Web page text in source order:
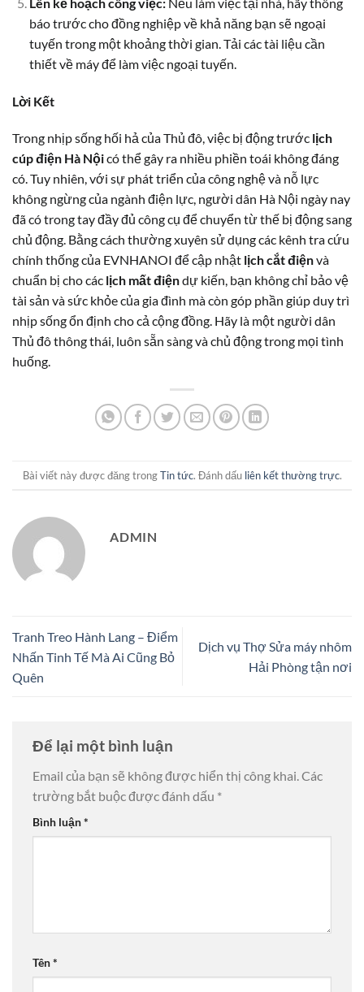
báo trước cho đồng nghiệp về khả năng bạn sẽ ngoại
tuyến trong một khoảng thời gian. Tải các tài liệu cần
thiết về máy để làm việc ngoại tuyến.
Lời Kết
Trong nhịp sống hối hả của Thủ đô, việc bị động trước lịch
cúp điện Hà Nộicó thể gây ra nhiều phiền toái không đáng
có. Tuy nhiên, với sự phát triển của công nghệ và nỗ lực
không ngừng của ngành điện lực, người dân Hà Nội ngày nay
đã có trong tay đầy đủ công cụ để chuyển từ thế bị động sang
chủ động. Bằng cách thường xuyên sử dụng các kênh tra cứu
chính thống của EVNHANOI để cập nhật lịch cắt điệnvà
chuẩn bị cho các lịch mất điệndự kiến, bạn không chỉ bảo vệ
tài sản và sức khỏe của gia đình mà còn góp phần giúp duy trì
nhịp sống ổn định cho cả cộng đồng. Hãy là một người dân
Thủ đô thông thái, luôn sẵn sàng và chủ động trong mọi tình
huống.
Bài viết này được đăng trongTin tức. Đánh dấu liên kết thường trực.
ADMIN
Tranh Treo Hành Lang – Điểm
Nhấn Tinh Tế Mà Ai Cũng Bỏ
Quên
Dịch vụ Thợ Sửa máy nhôm
Hải Phòng tận nơi
Để lại một bình luận
Email của bạn sẽ không được hiển thị công khai.Các
trường bắt buộc được đánh dấu *
Bình luận*
Tên*